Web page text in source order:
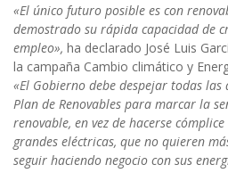
«El único futuro posible es con
demostrado su rápida capacidad de
empleo», ha declarado José Luis
la campaña Cambio climático y
«El Gobierno debe despejar todas
Plan de Renovables para marcar la
renovable, en vez de hacerse
grandes eléctricas, que no quieren
seguir haciendo negocio con sus